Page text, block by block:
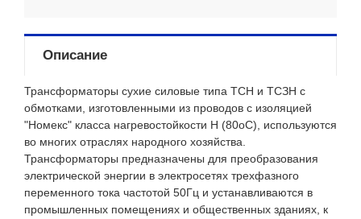
Описание
Трансформаторы сухие силовые типа ТСН и ТСЗН с
обмотками, изготовленными из проводов с изоляцией
"Номекс" класса нагревостойкости Н (80oС), используются
во многих отраслях народного хозяйства.
Трансформаторы предназначены для преобразования
электрической энергии в электросетях трехфазного
переменного тока частотой 50Гц и устанавливаются в
промышленных помещениях и общественных зданиях, к